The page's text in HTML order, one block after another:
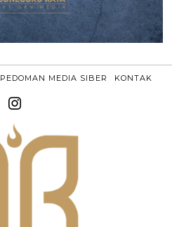
PEDOMAN MEDIA SIBER KONTAK